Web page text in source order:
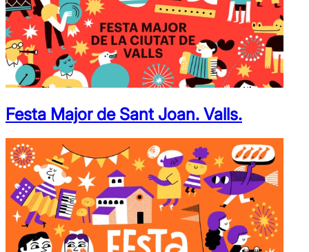
Festa Major de Sant Joan. Valls.